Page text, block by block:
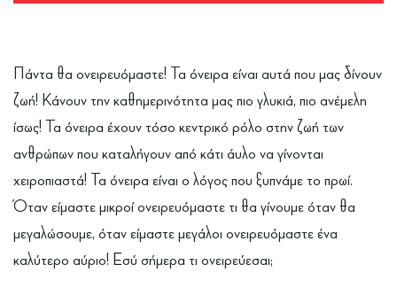
Πάντα θα ονειρευόμαστε! Τα όνειρα είναι αυτά που μας δίνουν
ζωή! Κάνουν την καθημερινότητα μας πιο γλυκιά, πιο ανέμελη
ίσως! Τα όνειρα έχουν τόσο κεντρικό ρόλο στην ζωή των
ανθρώπων που καταλήγουν από κάτι άυλο να γίνονται
χειροπιαστά! Τα όνειρα είναι ο λόγος που ξυπνάμε το πρωί.
Όταν είμαστε μικροί ονειρευόμαστε τι θα γίνουμε όταν θα
μεγαλώσουμε, όταν είμαστε μεγάλοι ονειρευόμαστε ένα
καλύτερο αύριο! Εσύ σήμερα τι ονειρεύεσαι;